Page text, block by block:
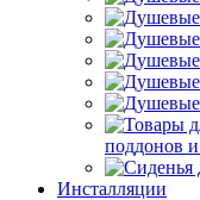
поддонов
Инсталляции